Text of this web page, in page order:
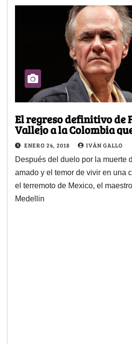
El regreso definitivo de
Vallejo a la Colombia
ENERO 24, 2018 IVÁN GALLO
Después del duelo por la muerte
amado y el temor de vivir en una
el terremoto de Mexico, el
Medellin